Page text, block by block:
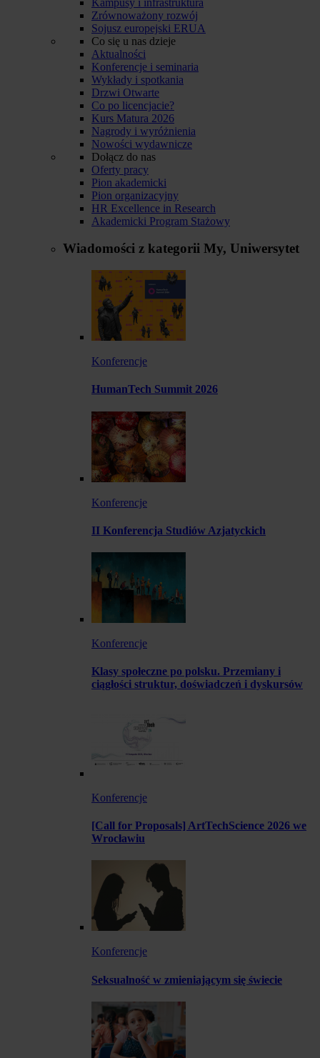
Zrównoważony rozwój
Sojusz europejski ERUA
Co się u nas dzieje
Aktualności
Konferencje i seminaria
Wykłady i spotkania
Drzwi Otwarte
Co po licencjacie?
Kurs Matura 2026
Nagrody i wyróżnienia
Nowości wydawnicze
Dołącz do nas
Oferty pracy
Pion akademicki
Pion organizacyjny
HR Excellence in Research
Akademicki Program Stażowy
Wiadomości z kategorii My, Uniwersytet
Konferencje
HumanTech Summit 2026
Konferencje
II Konferencja Studiów Azjatyckich
Konferencje
Klasy społeczne po polsku. Przemiany i
ciągłości struktur, doświadczeń i dyskursów
Konferencje
[Call for Proposals] ArtTechScience 2026 we
Wrocławiu
Konferencje
Seksualność w zmieniającym się świecie